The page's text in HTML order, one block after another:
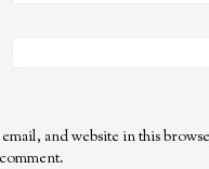
email, and website in this